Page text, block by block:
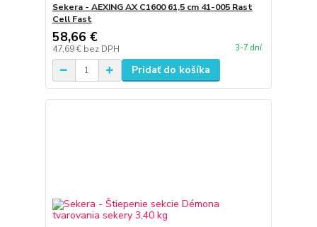
Sekera - AEXING AX C1600 61,5 cm 41-005 Rast
Cell Fast
58,66 €
47,69 € bez DPH 3-7 dní
Pridať do košíka